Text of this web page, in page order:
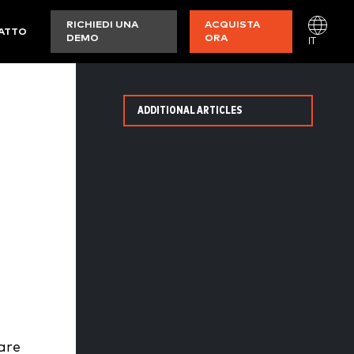
RICHIEDI UNA
DEMO
ACQUISTA
ORA
IT
ADDITIONAL ARTICLES